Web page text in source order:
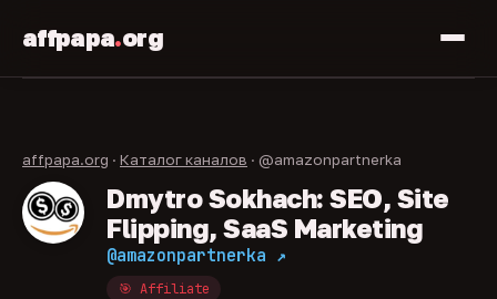
affpapa.org
affpapa.org · Каталог каналов · @amazonpartnerka
Dmytro Sokhach: SEO, Site
Flipping, SaaS Marketing
@amazonpartnerka ↗
🎯 Affiliate